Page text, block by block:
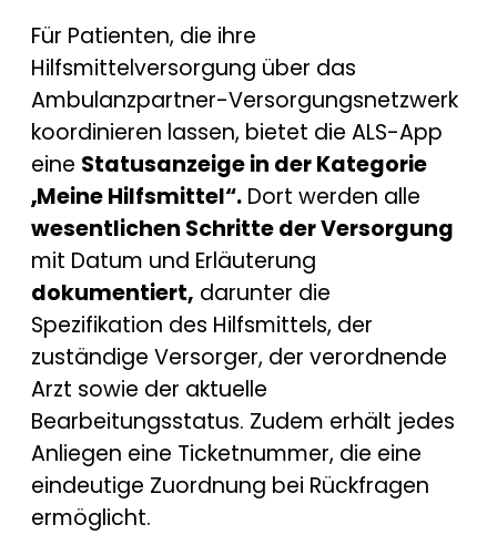
Für Patienten, die ihre
Hilfsmittelversorgung über das
Ambulanzpartner-Versorgungsnetzwerk
koordinieren lassen, bietet die ALS-App
eine Statusanzeige in der Kategorie
„Meine Hilfsmittel“. Dort werden alle
wesentlichen Schritte der Versorgung
mit Datum und Erläuterung
dokumentiert, darunter die
Spezifikation des Hilfsmittels, der
zuständige Versorger, der verordnende
Arzt sowie der aktuelle
Bearbeitungsstatus. Zudem erhält jedes
Anliegen eine Ticketnummer, die eine
eindeutige Zuordnung bei Rückfragen
ermöglicht.